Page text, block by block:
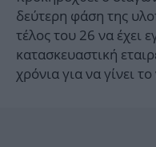
δεύτερη φάση της
τέλος του 26 να έχει
κατασκευαστική
χρόνια για να γίνει